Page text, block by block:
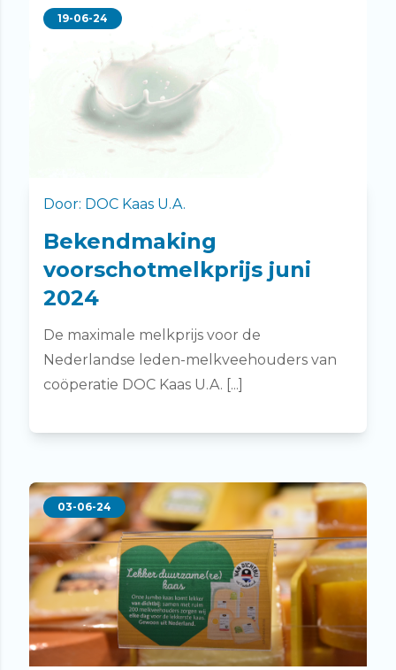
19-06-24
Door: DOC Kaas U.A.
Bekendmaking
voorschotmelkprijs juni
2024
De maximale melkprijs voor de
Nederlandse leden-melkveehouders van
coöperatie DOC Kaas U.A. [...]
03-06-24